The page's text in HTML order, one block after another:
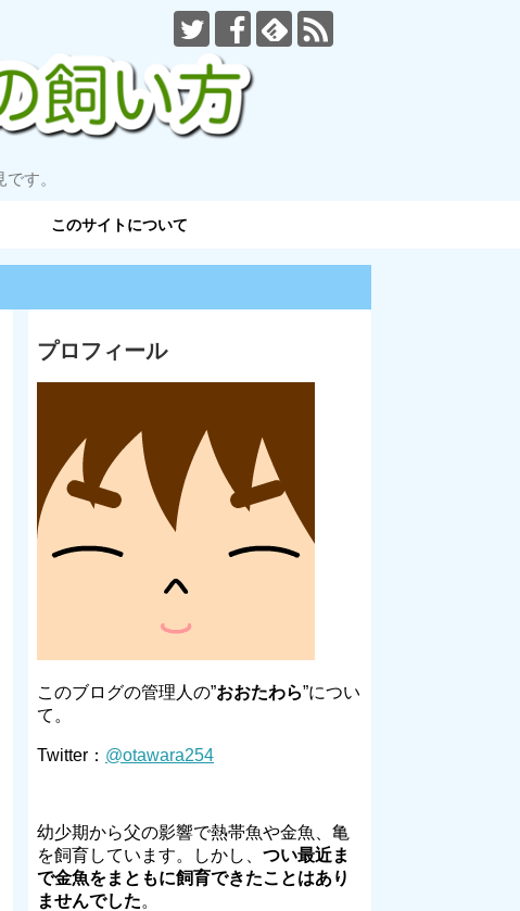
す。
このサイトについて
プロフィール
このブログの管理人の”おおたわら”につい
て。
Twitter： @otawara254
幼少期から父の影響で熱帯魚や金魚、亀
を飼育しています。しかし、 つい最近ま
で金魚をまともに飼育できたことはあり
ませんでした。